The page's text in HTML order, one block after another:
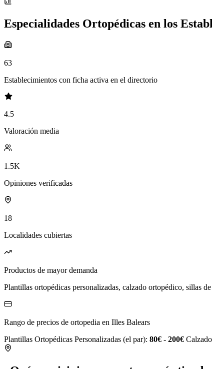
Especialidades Ortopédicas en los
63
Establecimientos con ficha activa en el directorio
4.5
Valoración media
1.5K
Opiniones verificadas
18
Localidades cubiertas
Productos de mayor demanda
Plantillas ortopédicas personalizadas, calzado ortopédico, sillas
Rango de precios de ortopedia en Illes Balears
Plantillas Ortopédicas Personalizadas (el par): 80€ - 200€